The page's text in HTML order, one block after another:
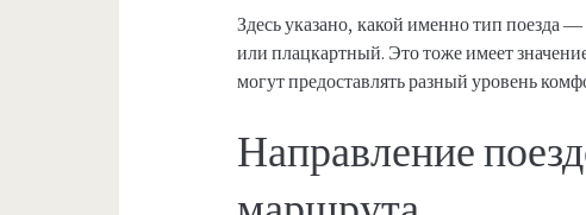
Здесь указано, какой именно тип поезда
или плацкартный. Это тоже имеет
могут предоставлять разный уровень
Направление